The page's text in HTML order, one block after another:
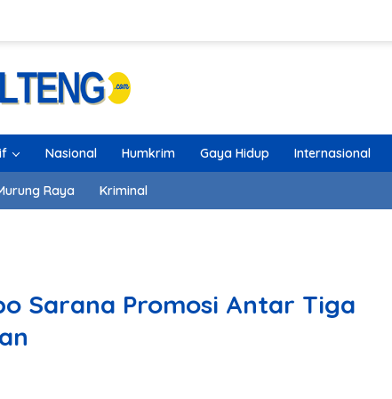
Nasional Humkrim Gaya Hidup Internasional
Raya Kriminal
Sarana Promosi Antar Tiga